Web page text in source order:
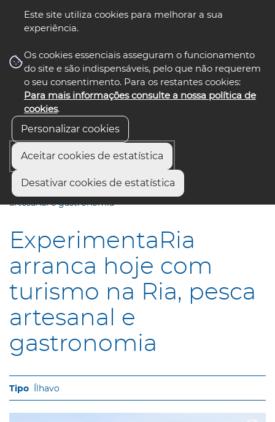
Este site utiliza cookies para melhorar a sua
experiência.
Os cookies essenciais asseguram o funcionamento
do site e são indispensáveis, pelo que não requerem
o seu consentimento. Para os restantes cookies:
Para mais informações consulte a nossa política de
cookies.
Personalizar cookies
Aceitar cookies de estatística
Desativar cookies de estatística
nos select language
Início
ExperimentaRia arranca hoje com turismo na Ria, pesca
artesanal e gastronomia
ExperimentaRia
arranca hoje com
turismo na Ria, pesca
artesanal e
gastronomia
Ílhavo